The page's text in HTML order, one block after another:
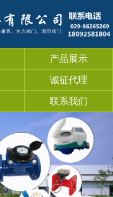
产品展示
诚征代理
联系我们